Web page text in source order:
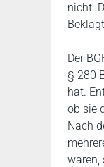
nicht.
Der
§ 280
hat.
ob sie
Nach
waren,